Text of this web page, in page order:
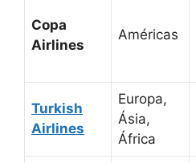
Copa
Airlines
Américas
Turkish
Airlines
Europa,
Ásia,
África